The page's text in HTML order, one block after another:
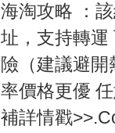
海淘攻略 ：
址，支持轉運
險（建議避
率價格更優
補詳情戳